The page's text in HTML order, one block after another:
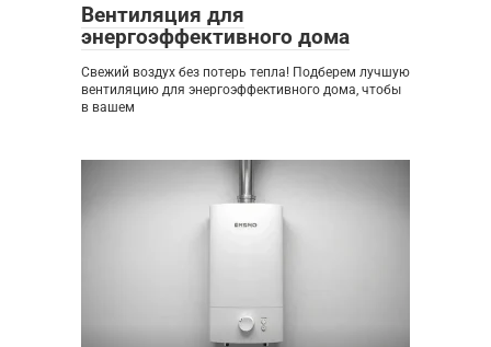
Вентиляция для
энергоэффективного дома
Свежий воздух без потерь тепла! Подберем лучшую
вентиляцию для энергоэффективного дома, чтобы
в вашем